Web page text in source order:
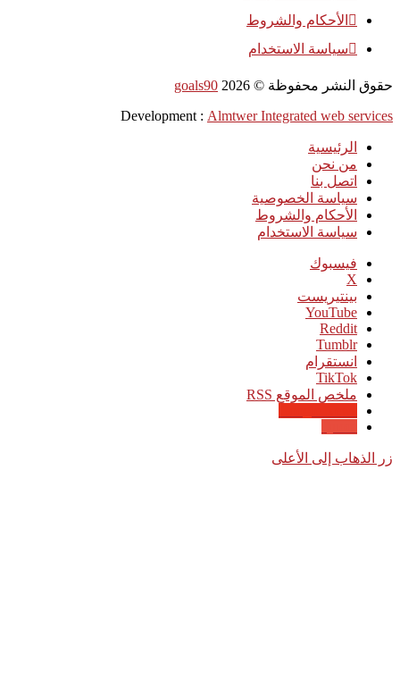
الأحكام والشروط
سياسة الاستخدام
حقوق النشر محفوظة © goals90 2026
Development : Almtwer Integrated web services
الرئيسية
من نحن
اتصل بنا
سياسة الخصوصية
الأحكام والشروط
سياسة الاستخدام
فيسبوك
‫X
بينتيريست
‫YouTube
انستقرام
‫TikTok
ملخص الموقع RSS
زر الذهاب إلى الأعلى